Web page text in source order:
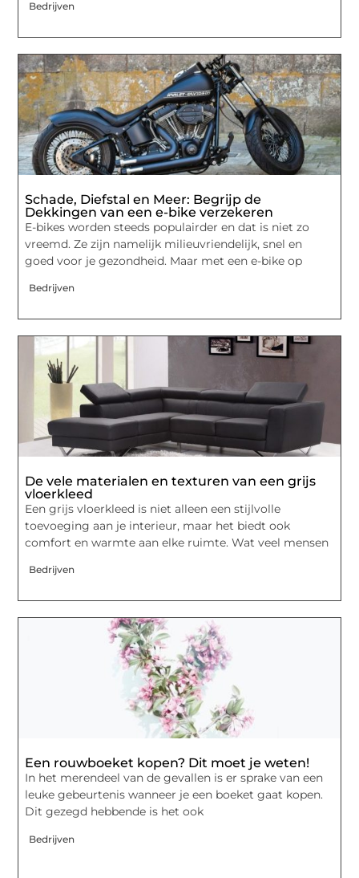
Bedrijven
Schade, Diefstal en Meer: Begrijp de
Dekkingen van een e-bike verzekeren
E-bikes worden steeds populairder en dat is niet zo
vreemd. Ze zijn namelijk milieuvriendelijk, snel en
goed voor je gezondheid. Maar met een e-bike op
Bedrijven
De vele materialen en texturen van een grijs
vloerkleed
Een grijs vloerkleed is niet alleen een stijlvolle
toevoeging aan je interieur, maar het biedt ook
comfort en warmte aan elke ruimte. Wat veel mensen
Bedrijven
Een rouwboeket kopen? Dit moet je weten!
In het merendeel van de gevallen is er sprake van een
leuke gebeurtenis wanneer je een boeket gaat kopen.
Dit gezegd hebbende is het ook
Bedrijven